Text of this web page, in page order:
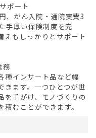
ポート
、がん入院・通院実費3
手厚い保険制度を完
えもしっかりとサポート
務
種インサート品など幅
きます。一つひとつが世
を手がけ、モノづくりの
むことができます。